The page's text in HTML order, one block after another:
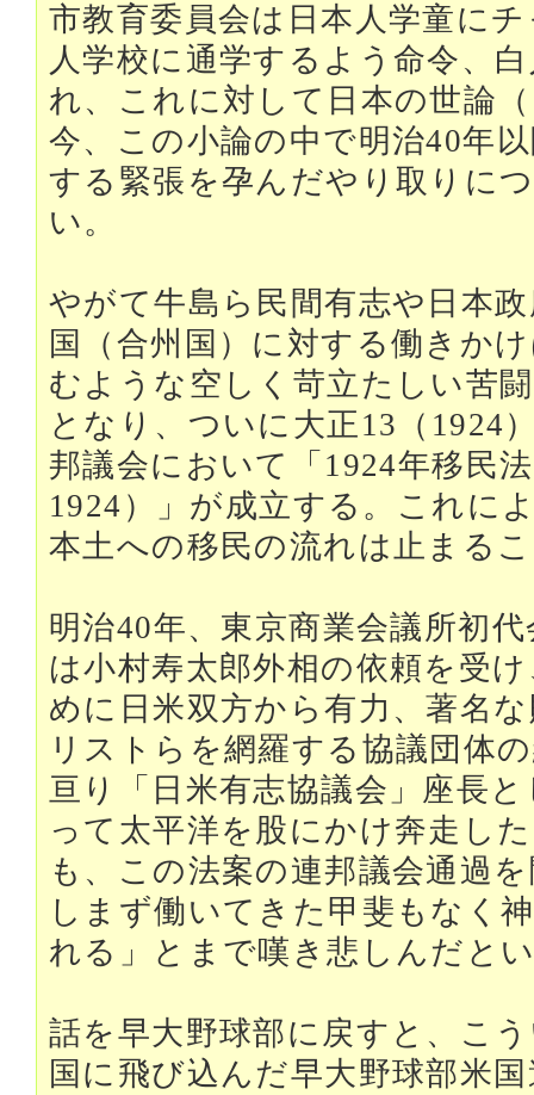
市教育委員会は日本人学童に
人学校に通学するよう命令、
れ、これに対して日本の世論
今、この小論の中で明治40年
する緊張を孕んだやり取りに
い。
やがて牛島ら民間有志や日本
国（合州国）に対する働きか
むような空しく苛立たしい苦
となり、ついに大正13（1924
邦議会において「1924年移民
1924）」が成立する。これに
本土への移民の流れは止まる
明治40年、東京商業会議所初
は小村寿太郎外相の依頼を受
めに日米双方から有力、著名
リストらを網羅する協議団体
亘り「日米有志協議会」座長
って太平洋を股にかけ奔走し
も、この法案の連邦議会通過
しまず働いてきた甲斐もなく
れる」とまで嘆き悲しんだと
話を早大野球部に戻すと、こ
国に飛び込んだ早大野球部米